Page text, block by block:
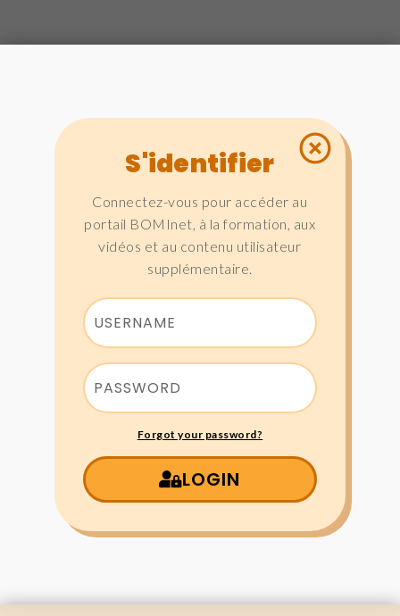
S'identifier
Connectez-vous pour accéder au
portail BOMInet, à la formation, aux
vidéos et au contenu utilisateur
supplémentaire.
Forgot your password?
LOGIN